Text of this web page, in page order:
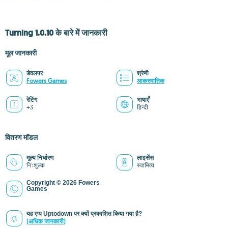
Turning 1.0.10 के बारे में जानकारी
मूल जानकारी
डेवलपर
Fowers Games
श्रेणी
आकस्मातिक
रेटिंग
+3
भाषाएँ
हिन्दी
वितरण मॉडल
मूल्य निर्धारण
निःशुल्क
लाइसेंस
स्वामित्व
Copyright © 2026 Fowers
Games
यह एप्प Uptodown पर क्यों प्रकाशित किया गया है?
(अधिक जानकारी)